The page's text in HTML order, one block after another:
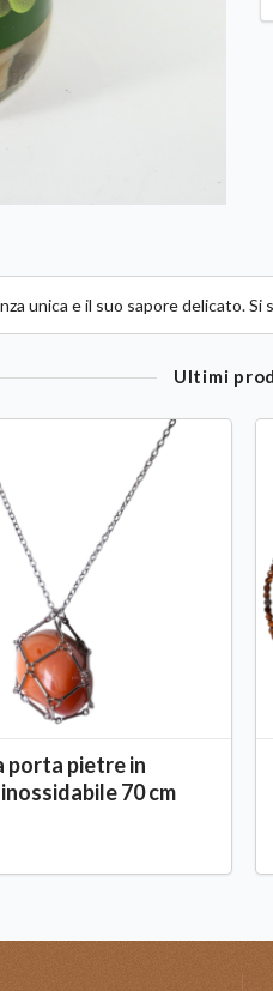
unica e il suo sapore delicato.
Ultimi
porta pietre in
70 cm